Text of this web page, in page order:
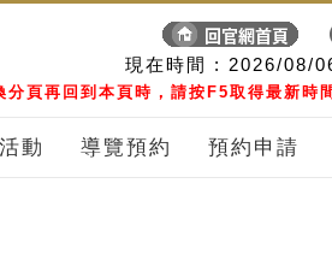
現在時間 : 2026/08/
分頁再回到本頁時，請按F5取得最新時
動 導覽預約 預約申請